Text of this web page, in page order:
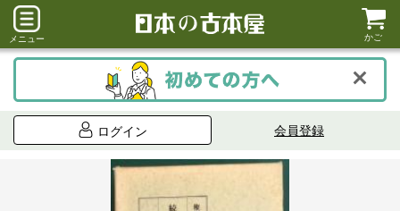
メニュー かご
ログイン 会員登録